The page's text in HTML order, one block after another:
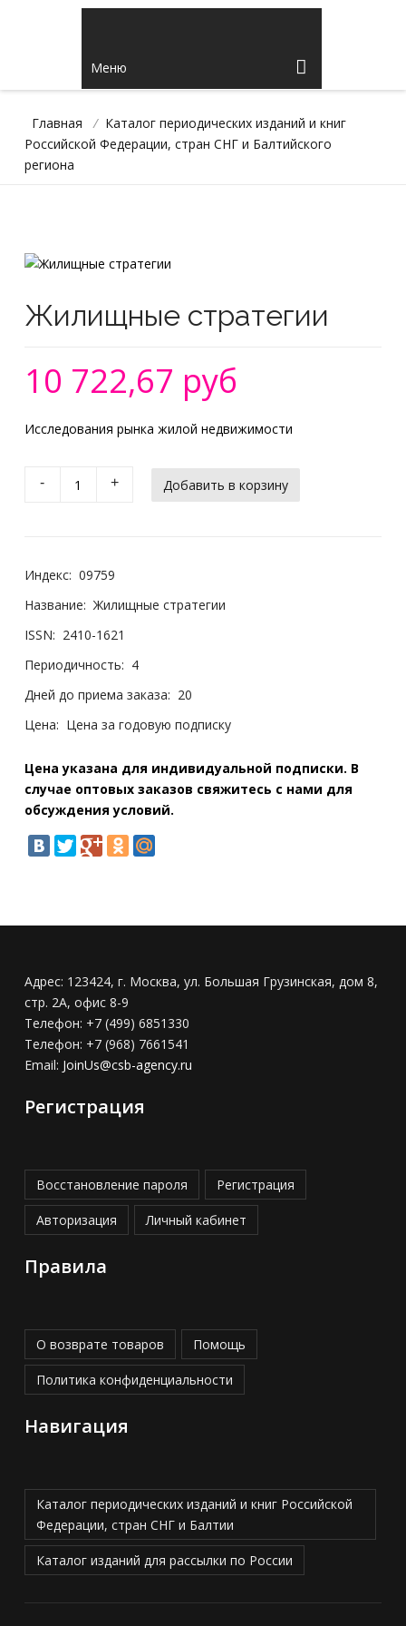
Меню
Главная / Каталог периодических изданий и книг
Российской Федерации, стран СНГ и Балтийского
региона
Жилищные стратегии
10 722,67 руб
Исследования рынка жилой недвижимости
- +
Индекс: 09759
Название: Жилищные стратегии
ISSN: 2410-1621
Периодичность: 4
Дней до приема заказа: 20
Цена: Цена за годовую подписку
Цена указана для индивидуальной подписки. В
случае оптовых заказов свяжитесь с нами для
обсуждения условий.
Адрес: 123424, г. Москва, ул. Большая Грузинская, дом 8,
стр. 2А, офис 8-9
Телефон: +7 (499) 6851330
Телефон: +7 (968) 7661541
Email: JoinUs@csb-agency.ru
Регистрация
Восстановление пароля Регистрация
Авторизация Личный кабинет
Правила
О возврате товаров Помощь
Политика конфиденциальности
Навигация
Каталог периодических изданий и книг Российской
Федерации, стран СНГ и Балтии
Каталог изданий для рассылки по России